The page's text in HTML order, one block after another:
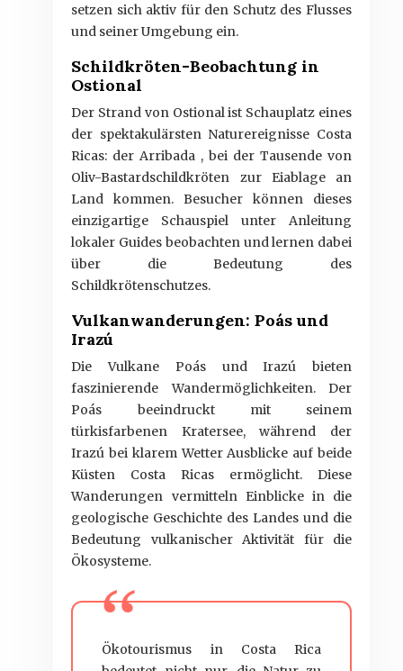
setzen sich aktiv für den Schutz des Flusses
und seiner Umgebung ein.
Schildkröten-Beobachtung in
Ostional
Der Strand von Ostional ist Schauplatz eines
der spektakulärsten Naturereignisse Costa
Ricas: der Arribada , bei der Tausende von
Oliv-Bastardschildkröten zur Eiablage an
Land kommen. Besucher können dieses
einzigartige Schauspiel unter Anleitung
lokaler Guides beobachten und lernen dabei
über die Bedeutung des
Schildkrötenschutzes.
Vulkanwanderungen: Poás und
Irazú
Die Vulkane Poás und Irazú bieten
faszinierende Wandermöglichkeiten. Der
Poás beeindruckt mit seinem
türkisfarbenen Kratersee, während der
Irazú bei klarem Wetter Ausblicke auf beide
Küsten Costa Ricas ermöglicht. Diese
Wanderungen vermitteln Einblicke in die
geologische Geschichte des Landes und die
Bedeutung vulkanischer Aktivität für die
Ökosysteme.
Ökotourismus in Costa Rica